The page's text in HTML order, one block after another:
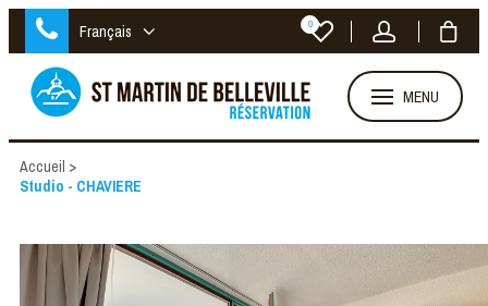
Français 0
MENU
Accueil >
Studio - CHAVIERE